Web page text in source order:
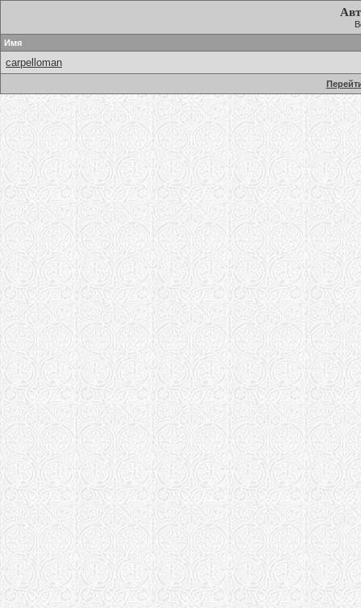
Имя
carpelloman